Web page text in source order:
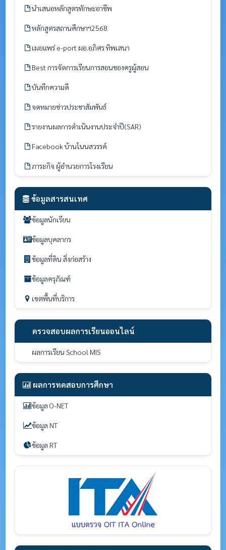
นำเสนอหลักสูตรทักษะอาชีพ
หลักสูตรสถานศึกษาฯ2568
เผยแพร่ e-port ผอ.อภิศร ทิพเสนา
Best การจัดการเรียนการสอนของครูผู้สอน
บันทึกความดี
จดหมายข่าวประชาสัมพันธ์
รายงานผลการดำเนินงานประจำปี(SAR)
Facebook บ้านโนนสวรรค์
ภาระกิจ ผู้อำนวยการโรงเรียน
ข้อมูลสารสนเทศ
ข้อมูลนักเรียน
ข้อมูลบุคลากร
ข้อมูลที่ดิน สิ่งก่อสร้าง
ข้อมูลครุภัณฑ์
เขตพื้นที่บริการ
ตรวจสอบผลการเรียนออนไลน์
ผลการเรียน School MIS
ผลการทดสอบการศึกษา
ข้อมูล O-NET
ข้อมูล NT
ข้อมูล RT